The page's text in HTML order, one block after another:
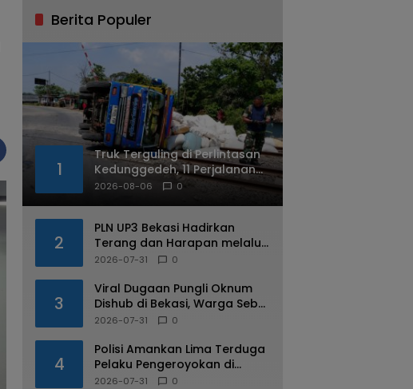
Berita Populer
1
Truk Terguling di Perlintasan
Kedunggedeh, 11 Perjalanan
Kereta Api Terdampak
2026-08-06 0
2
PLN UP3 Bekasi Hadirkan
Terang dan Harapan melalui
Program Light Up The Dream
2026-07-31 0
3
Viral Dugaan Pungli Oknum
Dishub di Bekasi, Warga Sebut
Praktik Diduga Sudah
2026-07-31 0
4
Polisi Amankan Lima Terduga
Pelaku Pengeroyokan di
Kalimalang
2026-07-31 0